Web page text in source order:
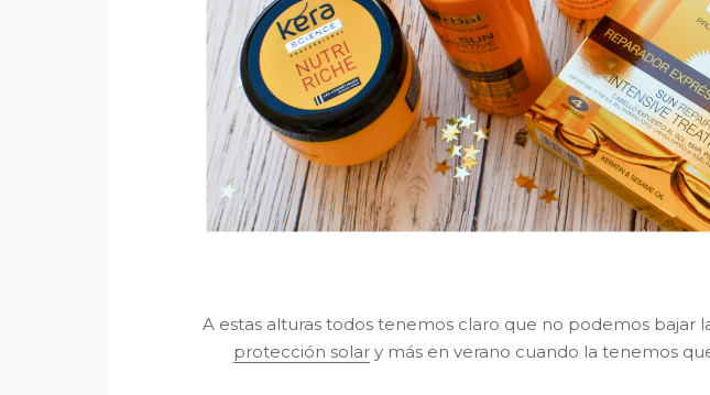
A estas alturas todos tenemos claro que no podemos bajar
protección solar y más en verano cuando la tenemos